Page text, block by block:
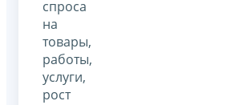
спроса
на
товары,
работы,
услуги,
рост